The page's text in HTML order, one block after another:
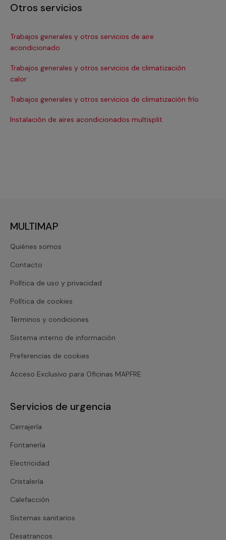
Otros servicios
Trabajos generales y otros servicios de aire
acondicionado
Trabajos generales y otros servicios de climatización
calor
Trabajos generales y otros servicios de climatización frío
Instalación de aires acondicionados multisplit
MULTIMAP
Quiénes somos
Contacto
Política de uso y privacidad
Política de cookies
Términos y condiciones
Sistema interno de información
Preferencias de cookies
Acceso Exclusivo para Oficinas MAPFRE
Servicios de urgencia
Cerrajería
Fontanería
Electricidad
Cristalería
Calefacción
Sistemas sanitarios
Desatrancos